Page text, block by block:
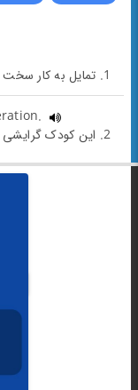
1. تمایل به کار سخت
2. این کودک گرایشی به مبالغه دارد.